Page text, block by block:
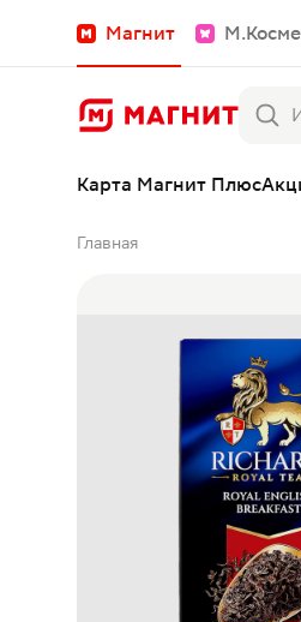
Магнит
Карта Магнит Плюс
Главная